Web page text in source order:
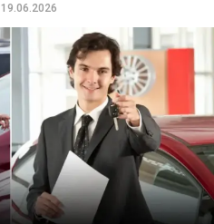
19.06.2026